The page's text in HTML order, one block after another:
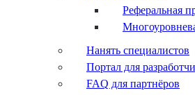
Реферальная
Нанять специалистов
Портал для
FAQ для партнёров